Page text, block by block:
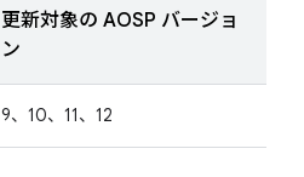
更新対象の AOSP バージョ
ン
9、10、11、12